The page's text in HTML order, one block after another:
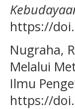
https://
Nugraha,
Melalui
Ilmu
https://